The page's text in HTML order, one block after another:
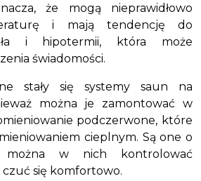
że mogą nieprawidłowo
i mają tendencję do
i hipotermii, która może
świadomości.
stały się systemy saun na
można je zamontować w
podczerwone, które
cieplnym. Są one o
w nich kontrolować
się komfortowo.